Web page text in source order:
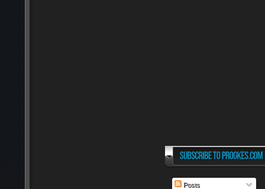
Posts